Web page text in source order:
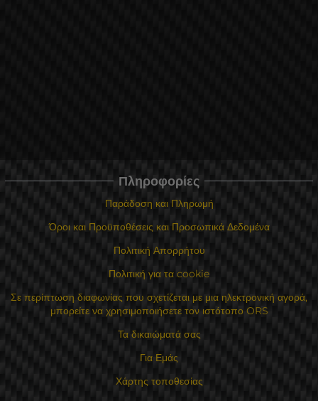
Πληροφορίες
Παράδοση και Πληρωμή
Όροι και Προϋποθέσεις και Προσωπικά Δεδομένα
Πολιτική Απορρήτου
Πολιτική για τα cookie
Σε περίπτωση διαφωνίας που σχετίζεται με μια ηλεκτρονική αγορά,
μπορείτε να χρησιμοποιήσετε τον ιστότοπο ORS
Τα δικαιώματά σας
Για Εμάς
Χάρτης τοποθεσίας